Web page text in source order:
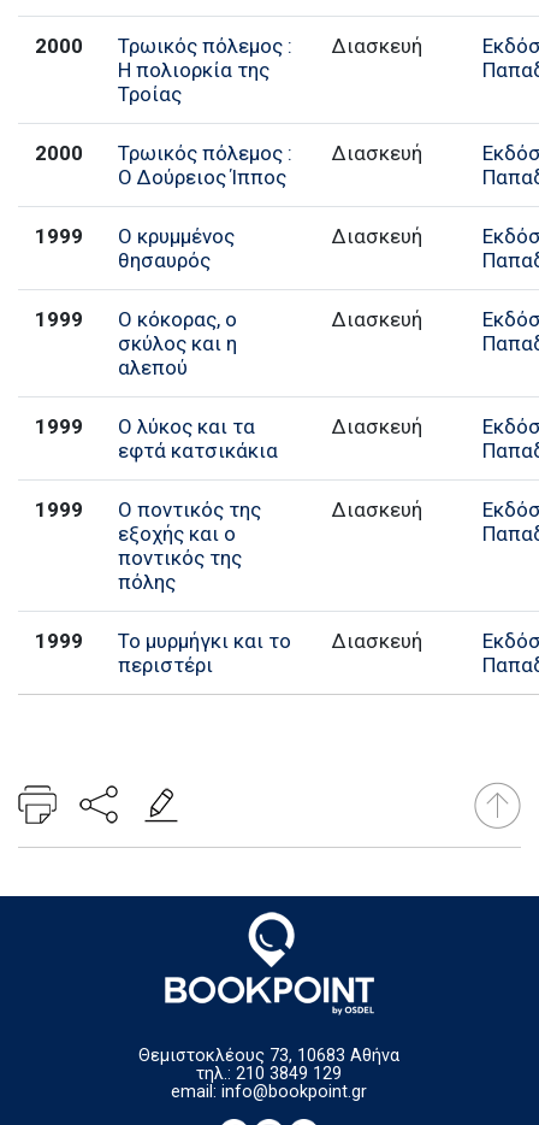
2000
Τρωικός πόλεμος :
Η πολιορκία της
Τροίας
Διασκευή
2000
Τρωικός πόλεμος :
Ο Δούρειος Ίππος
Διασκευή
1999
Ο κρυμμένος
θησαυρός
Διασκευή
1999
Ο κόκορας, ο
σκύλος και η
αλεπού
Διασκευή
1999
Ο λύκος και τα
εφτά κατσικάκια
Διασκευή
1999
Ο ποντικός της
εξοχής και ο
ποντικός της
πόλης
Διασκευή
1999
Το μυρμήγκι και το
περιστέρι
Διασκευή
Θεμιστοκλέους 73, 10683 Αθήνα
τηλ.: 210 3849 129
email:info@bookpoint.gr